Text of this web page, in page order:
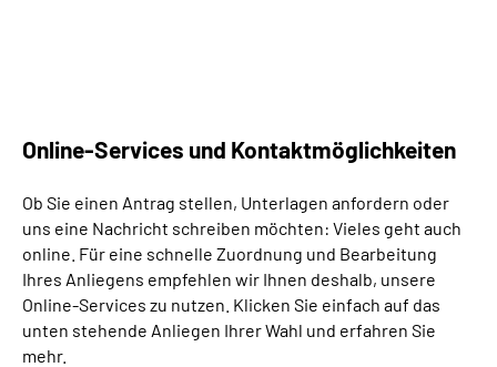
Language
Inhalte in Gebärdensprache (DGS)
Leichte Sprache
Online-Services und Kontaktmöglichkeiten
Ob Sie einen Antrag stellen, Unterlagen anfordern oder
uns eine Nachricht schreiben möchten: Vieles geht auch
online. Für eine schnelle Zuordnung und Bearbeitung
Ihres Anliegens empfehlen wir Ihnen deshalb, unsere
Online-Services zu nutzen. Klicken Sie einfach auf das
unten stehende Anliegen Ihrer Wahl und erfahren Sie
mehr.